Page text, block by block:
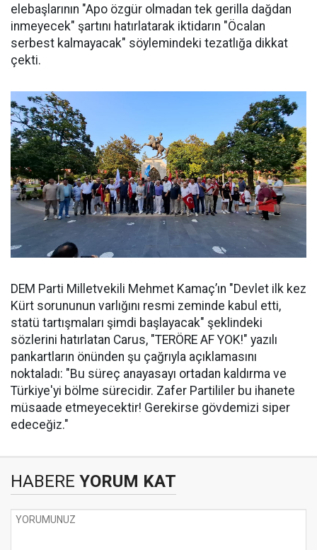
elebaşlarının "Apo özgür olmadan tek gerilla dağdan
inmeyecek" şartını hatırlatarak iktidarın "Öcalan
serbest kalmayacak" söylemindeki tezatlığa dikkat
çekti.
DEM Parti Milletvekili Mehmet Kamaç’ın "Devlet ilk kez
Kürt sorununun varlığını resmi zeminde kabul etti,
statü tartışmaları şimdi başlayacak" şeklindeki
sözlerini hatırlatan Carus, "TERÖRE AF YOK!" yazılı
pankartların önünden şu çağrıyla açıklamasını
noktaladı: "Bu süreç anayasayı ortadan kaldırma ve
Türkiye'yi bölme sürecidir. Zafer Partililer bu ihanete
müsaade etmeyecektir! Gerekirse gövdemizi siper
edeceğiz."
HABERE YORUM KAT